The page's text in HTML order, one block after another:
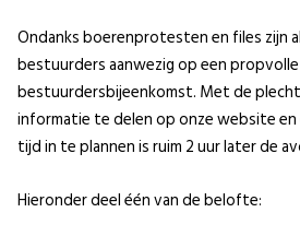
Ondanks boerenprotesten en files zijn
bestuurders aanwezig op een propvolle
bestuurdersbijeenkomst. Met de
informatie te delen op onze website en
tijd in te plannen is ruim 2 uur later de
Hieronder deel één van de belofte: